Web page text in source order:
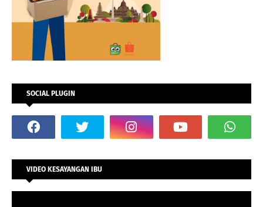
SOCIAL PLUGIN
VIDEO KESAYANGAN IBU